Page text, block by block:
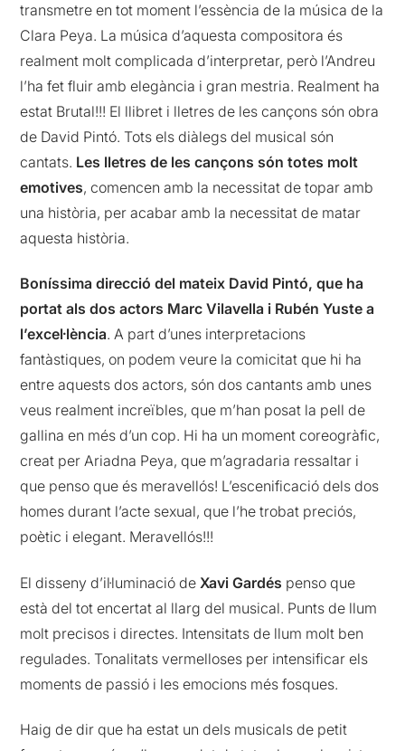
transmetre en tot moment l’essència de la música de la
Clara Peya. La música d’aquesta compositora és
realment molt complicada d’interpretar, però l’Andreu
l’ha fet fluir amb elegància i gran mestria. Realment ha
estat Brutal!!! El llibret i lletres de les cançons són obra
de David Pintó. Tots els diàlegs del musical són
cantats. Les lletres de les cançons són totes molt
emotives, comencen amb la necessitat de topar amb
una història, per acabar amb la necessitat de matar
aquesta història.
Boníssima direcció del mateix David Pintó, que ha
portat als dos actors Marc Vilavella i Rubén Yuste a
l’excel·lència. A part d’unes interpretacions
fantàstiques, on podem veure la comicitat que hi ha
entre aquests dos actors, són dos cantants amb unes
veus realment increïbles, que m’han posat la pell de
gallina en més d’un cop. Hi ha un moment coreogràfic,
creat per Ariadna Peya, que m’agradaria ressaltar i
que penso que és meravellós! L’escenificació dels dos
homes durant l’acte sexual, que l’he trobat preciós,
poètic i elegant. Meravellós!!!
El disseny d’il·luminació de XaviGardés penso que
està del tot encertat al llarg del musical. Punts de llum
molt precisos i directes. Intensitats de llum molt ben
regulades. Tonalitats vermelloses per intensificar els
moments de passió i les emocions més fosques.
Haig de dir que ha estat un dels musicals de petit